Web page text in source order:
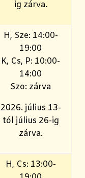
ig zárva.
H, Sze: 14:00-
19:00
K, Cs, P: 10:00-
14:00
Szo: zárva
2026. július 13-
tól július 26-ig
zárva.
H, Cs: 13:00-